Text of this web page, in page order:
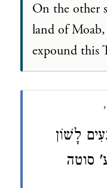
On the other
land of
expound this
לָשׁוֹן
סוטה